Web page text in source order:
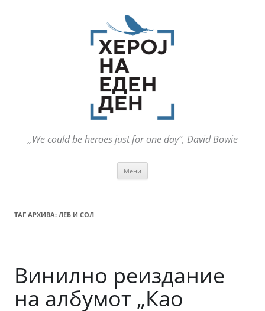
„We could be heroes just for one day“, David Bowie
Мени
ТАГ АРХИВА: ЛЕБ И СОЛ
Винилно реиздание
на албумот „Као